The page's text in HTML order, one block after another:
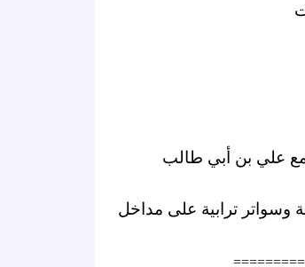
علي بن أبي طالب
وسواتر ترابية على مداخل